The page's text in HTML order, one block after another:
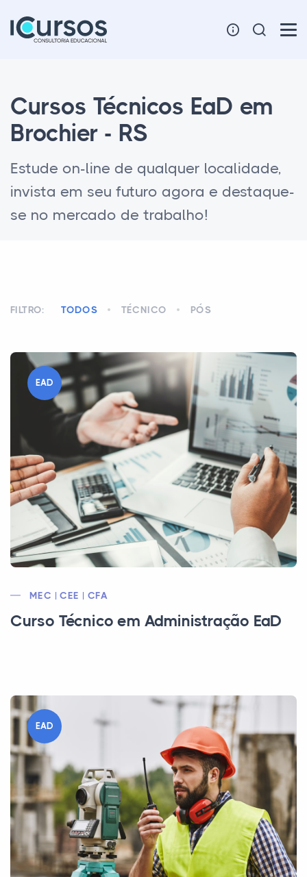
Cursos Técnicos EaD em
Brochier - RS
Estude on-line de qualquer localidade,
invista em seu futuro agora e destaque-
se no mercado de trabalho!
FILTRO: TODOS TÉCNICO PÓS
EAD
MEC | CEE | CFA
Curso Técnico em Administração EaD
EAD